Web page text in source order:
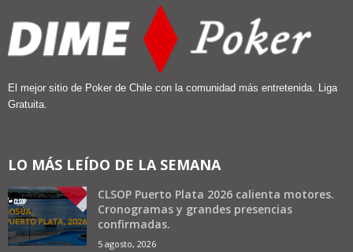
El mejor sitio de Poker de Chile con la comunidad más entretenida. Liga
Gratuita.
LO MÁS LEÍDO DE LA SEMANA
CLSOP Puerto Plata 2026 calienta motores.
Cronogramas y grandes presencias
confirmadas.
5 agosto, 2026